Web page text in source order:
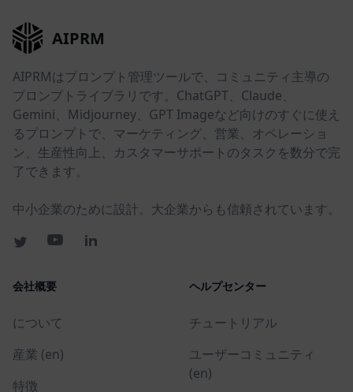
AIPRM
AIPRMはプロンプト管理ツールで、コミュニティ主導の
プロンプトライブラリです。ChatGPT、Claude、
Gemini、Midjourney、GPT Imageなど向けのすぐに使え
るプロンプトで、マーケティング、営業、オペレーショ
ン、生産性向上、カスタマーサポートのタスクを数分で完
了できます。
中小企業のために設計。大企業からも信頼されています。
会社概要
について
産業 (en)
特徴
ヘルプセンター
チュートリアル
ユーザーコミュニティ
(en)